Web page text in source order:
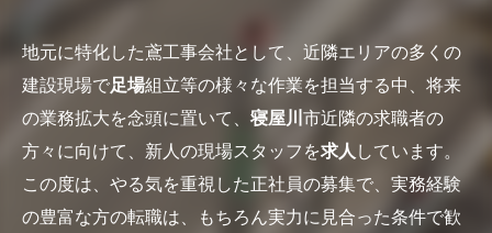
地元に特化した鳶工事会社として、近隣エリアの多くの
建設現場で足場組立等の様々な作業を担当する中、将来
の業務拡大を念頭に置いて、 寝屋川市近隣の求職者の
方々に向けて、新人の現場スタッフを求人 しています。
この度は、やる気を重視した正社員の募集で、実務経験
の豊富な方の転職は、もちろん実力に見合った条件で歓